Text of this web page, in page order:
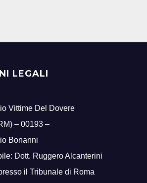
LEGALI
Vittime Del Dovere
– 00193 –
Bonanni
Dott. Ruggero Alcanterini
il Tribunale di Roma